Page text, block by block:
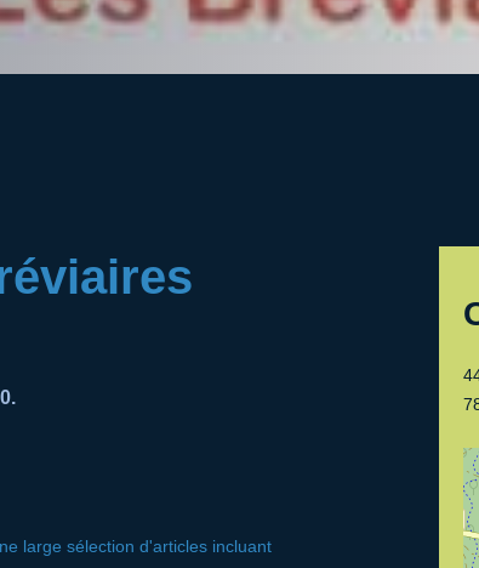
large sélection d'articles incluant